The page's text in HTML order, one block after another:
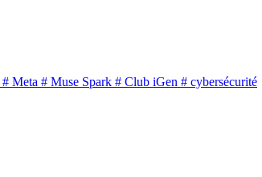
# Meta # Muse Spark # Club iGen # cybersécurité